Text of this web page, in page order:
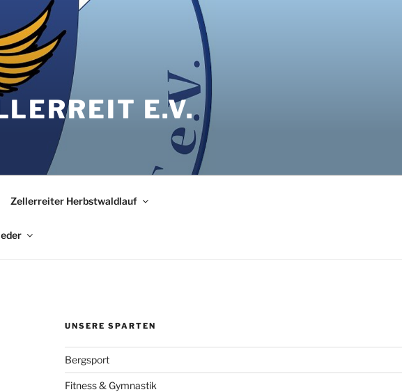
E.V.
Zellerreiter Herbstwaldlauf
UNSERE SPARTEN
Bergsport
Fitness & Gymnastik